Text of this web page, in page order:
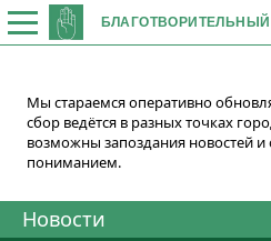
Мы стараемся оперативно
сбор ведётся в разных точках
возможны запоздания новостей и
пониманием.
Новости